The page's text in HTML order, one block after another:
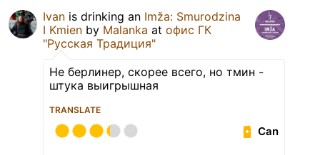
Ivan is drinking an Imža: Smurodzina
I Kmien by Malanka at офис ГК
"Русская Традиция"
Не берлинер, скорее всего, но тмин -
штука выигрышная
TRANSLATE
Can